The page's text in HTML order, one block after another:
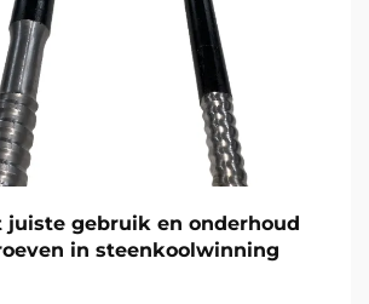
juiste gebruik en onderhoud
in steenkoolwinning